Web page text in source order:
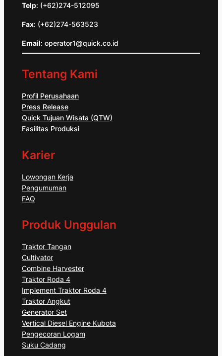
Telp: (+62)274-512095
Fax: (+62)274-563523
Email: operator1@quick.co.id
Tentang Kami
Profil Perusahaan
Press Release
Quick Tujuan Wisata (QTW)
Fasilitas Produksi
Karier
Lowongan Kerja
Pengumuman
FAQ
Produk Unggulan
Traktor Tangan
Cultivator
Combine Harvester
Traktor Roda 4
Implement Traktor Roda 4
Traktor Angkut
Generator Set
Vertical Diesel Engine Kubota
Pengecoran Logam
Suku Cadang